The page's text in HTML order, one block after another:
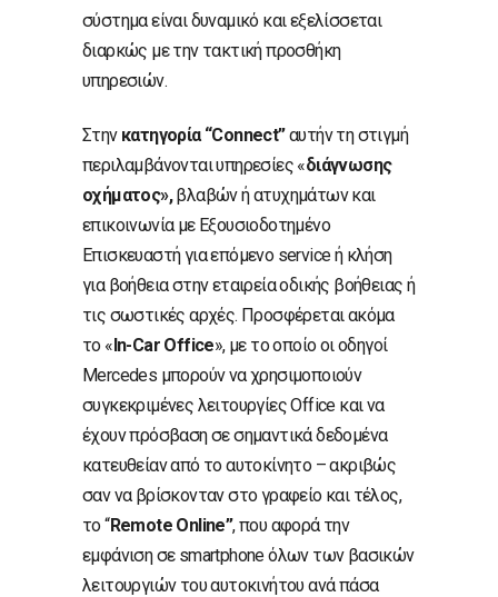
σύστημα είναι δυναμικό και εξελίσσεται
διαρκώς με την τακτική προσθήκη
υπηρεσιών.
Στην κατηγορία “Connect”αυτήν τη στιγμή
περιλαμβάνονται υπηρεσίες «διάγνωσης
οχήματος»,βλαβών ή ατυχημάτων και
επικοινωνία με Εξουσιοδοτημένο
Επισκευαστή για επόμενο service ή κλήση
για βοήθεια στην εταιρεία οδικής βοήθειας ή
τις σωστικές αρχές. Προσφέρεται ακόμα
το «In-Car Office», με το οποίο οι οδηγοί
Mercedes μπορούν να χρησιμοποιούν
συγκεκριμένες λειτουργίες Office και να
έχουν πρόσβαση σε σημαντικά δεδομένα
κατευθείαν από το αυτοκίνητο – ακριβώς
σαν να βρίσκονταν στο γραφείο και τέλος,
το “Remote Online”, που αφορά την
εμφάνιση σε smartphone όλων των βασικών
λειτουργιών του αυτοκινήτου ανά πάσα